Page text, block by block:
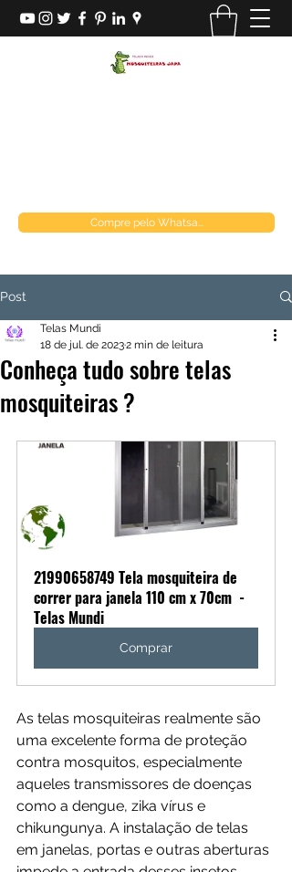
Compre pelo Whatsa...
Post
Conheça tudo sobre telas
mosquiteiras ?
Telas Mundi
18 de jul. de 20232 min de leitura
21990658749 Tela mosquiteira de
correr para janela 110 cm x 70cm  -
Telas Mundi
Comprar
As telas mosquiteiras realmente são
uma excelente forma de proteção
contra mosquitos, especialmente
aqueles transmissores de doenças
como a dengue, zika vírus e
chikungunya. A instalação de telas
em janelas, portas e outras aberturas